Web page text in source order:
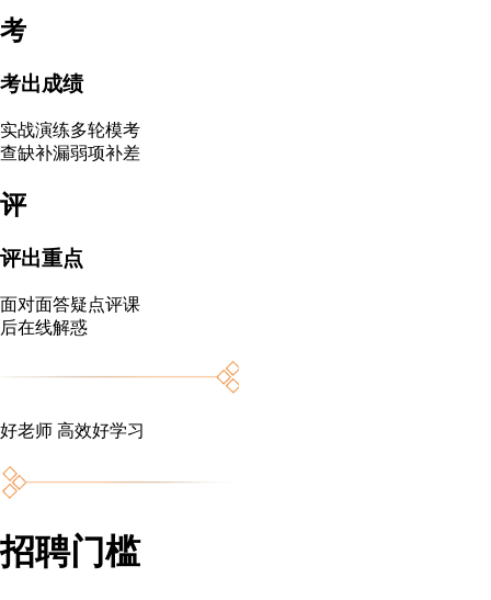
考
考出成绩
实战演练多轮模考
查缺补漏弱项补差
评
评出重点
面对面答疑点评课
后在线解惑
好老师 高效好学习
招聘门槛